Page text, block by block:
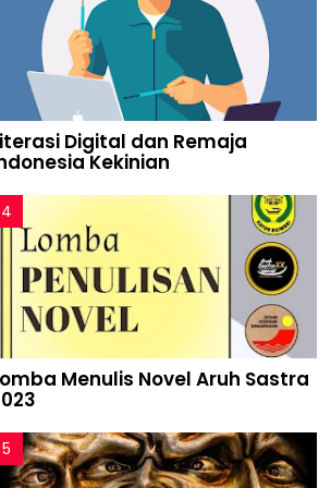
Digital dan Remaja
Kekinian
Menulis Novel Aruh Sastra